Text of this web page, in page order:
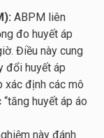
ABPM liên
đo huyết áp
Điều này cung
đổi huyết áp
xác định các mô
huyết áp áo
này đánh